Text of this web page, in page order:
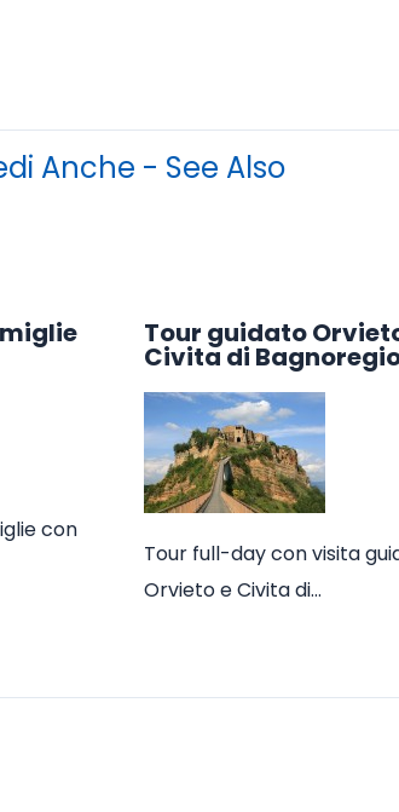
Anche - See Also
con
Tour guidato
Civita di
Tour full-day con visita
Orvieto e Civita di…